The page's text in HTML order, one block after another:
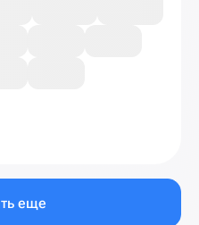
еще